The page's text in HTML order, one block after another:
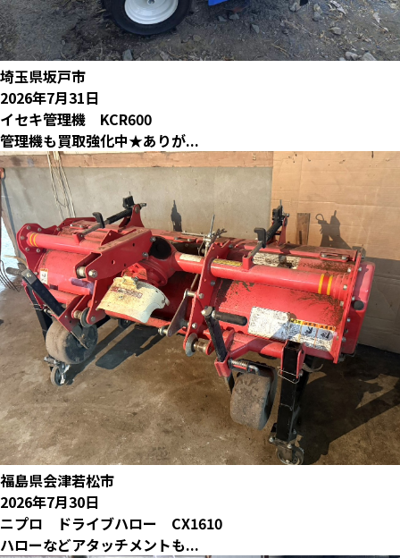
埼玉県坂戸市
2026年7月31日
イセキ管理機 KCR600
管理機も買取強化中★ありが...
福島県会津若松市
2026年7月30日
ニプロ ドライブハロー CX1610
ハローなどアタッチメントも...